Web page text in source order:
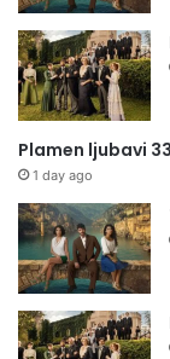
Plamen ljubavi
1 day ago